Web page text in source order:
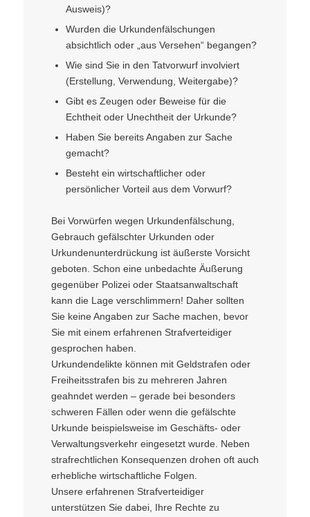
Ausweis)?
Wurden die Urkundenfälschungen
absichtlich oder „aus Versehen“ begangen?
Wie sind Sie in den Tatvorwurf involviert
(Erstellung, Verwendung, Weitergabe)?
Gibt es Zeugen oder Beweise für die
Echtheit oder Unechtheit der Urkunde?
Haben Sie bereits Angaben zur Sache
gemacht?
Besteht ein wirtschaftlicher oder
persönlicher Vorteil aus dem Vorwurf?
Bei Vorwürfen wegen Urkundenfälschung,
Gebrauch gefälschter Urkunden oder
Urkundenunterdrückung ist äußerste Vorsicht
geboten. Schon eine unbedachte Äußerung
gegenüber Polizei oder Staatsanwaltschaft
kann die Lage verschlimmern! Daher sollten
Sie keine Angaben zur Sache machen, bevor
Sie mit einem erfahrenen Strafverteidiger
gesprochen haben.
Urkundendelikte können mit Geldstrafen oder
Freiheitsstrafen bis zu mehreren Jahren
geahndet werden – gerade bei besonders
schweren Fällen oder wenn die gefälschte
Urkunde beispielsweise im Geschäfts- oder
Verwaltungsverkehr eingesetzt wurde. Neben
strafrechtlichen Konsequenzen drohen oft auch
erhebliche wirtschaftliche Folgen.
Unsere erfahrenen Strafverteidiger
unterstützen Sie dabei, Ihre Rechte zu